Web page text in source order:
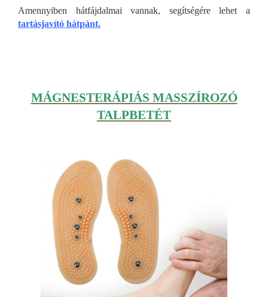
Amennyiben hátfájdalmai vannak, segítségére lehet a
tartásjavító hátpánt.
MÁGNESTERÁPIÁS MASSZÍROZÓ
TALPBETÉT